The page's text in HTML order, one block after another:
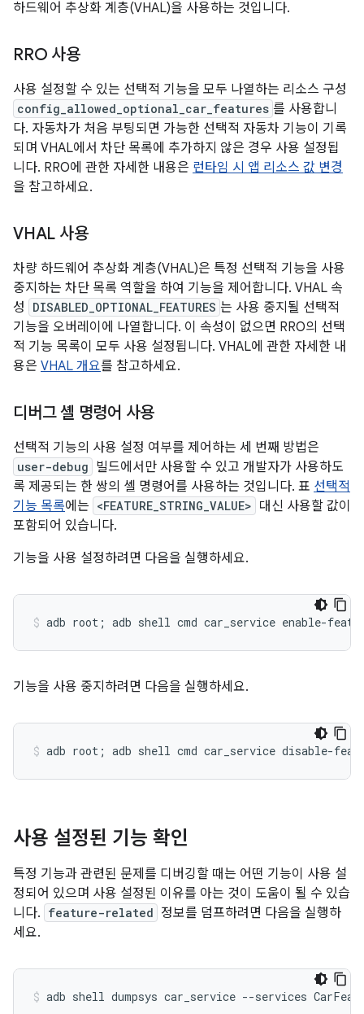
하드웨어 추상화 계층(VHAL)을 사용하는 것입니다.
RRO 사용
사용 설정할 수 있는 선택적 기능을 모두 나열하는 리소스 구성
config_allowed_optional_car_features 를 사용합니
다. 자동차가 처음 부팅되면 가능한 선택적 자동차 기능이 기록
되며 VHAL에서 차단 목록에 추가하지 않은 경우 사용 설정됩
니다. RRO에 관한 자세한 내용은 런타임 시 앱 리소스 값 변경
을 참고하세요.
VHAL 사용
차량 하드웨어 추상화 계층(VHAL)은 특정 선택적 기능을 사용
중지하는 차단 목록 역할을 하여 기능을 제어합니다. VHAL 속
성
DISABLED_OPTIONAL_FEATURES 는 사용 중지될 선택적
기능을 오버레이에 나열합니다. 이 속성이 없으면 RRO의 선택
적 기능 목록이 모두 사용 설정됩니다. VHAL에 관한 자세한 내
용은 VHAL 개요를 참고하세요.
디버그 셸 명령어 사용
선택적 기능의 사용 설정 여부를 제어하는 세 번째 방법은
user-debug 빌드에서만 사용할 수 있고 개발자가 사용하도
록 제공되는 한 쌍의 셸 명령어를 사용하는 것입니다. 표 선택적
기능 목록에는 <FEATURE_STRING_VALUE> 대신 사용할 값이
포함되어 있습니다.
기능을 사용 설정하려면 다음을 실행하세요.
기능을 사용 중지하려면 다음을 실행하세요.
사용 설정된 기능 확인
특정 기능과 관련된 문제를 디버깅할 때는 어떤 기능이 사용 설
정되어 있으며 사용 설정된 이유를 아는 것이 도움이 될 수 있습
니다. feature-related 정보를 덤프하려면 다음을 실행하
세요.